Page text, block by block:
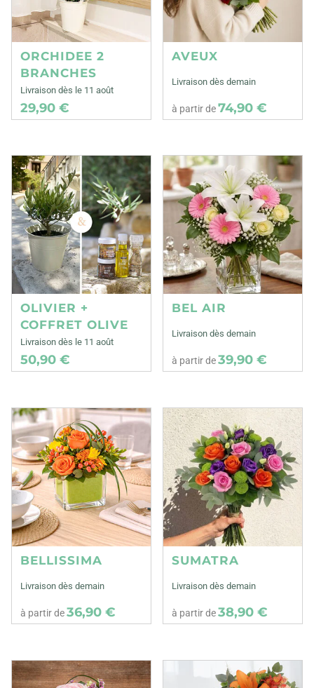
ORCHIDEE 2
BRANCHES
Livraison dès le 11 août
29,90 €
AVEUX
Livraison dès demain
à partir de74,90 €
OLIVIER +
COFFRET OLIVE
Livraison dès le 11 août
50,90 €
BEL AIR
Livraison dès demain
à partir de39,90 €
BELLISSIMA
Livraison dès demain
à partir de36,90 €
SUMATRA
Livraison dès demain
à partir de38,90 €